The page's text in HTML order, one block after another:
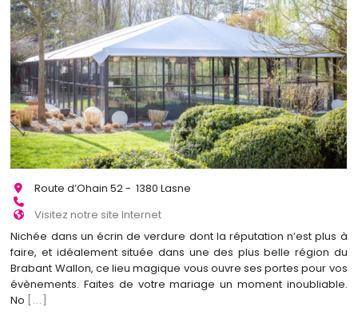
Route d’Ohain 52 - 1380 Lasne
Visitez notre site Internet
Nichée dans un écrin de verdure dont la réputation n’est plus à
faire, et idéalement située dans une des plus belle région du
Brabant Wallon, ce lieu magique vous ouvre ses portes pour vos
évènements. Faites de votre mariage un moment inoubliable.
No [...]